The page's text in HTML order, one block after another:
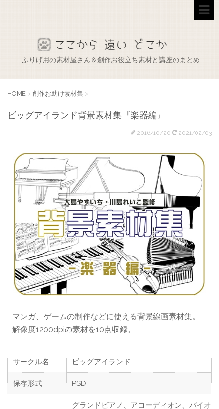
ふりげ用の素材屋さん＆創作お役立ち素材と講座のまとめ
HOME > 創作お助け素材集 >
ビッグアイランド背景素材集『楽器編』
2016/10/20 2021/02/03
マンガ、ゲームの制作などに使える背景線画素材集。
解像度1200dpiの素材を10点収録。
サークル名 ビッグアイランド
保存形式 PSD
グランドピアノ、アコーディオン、バイオ